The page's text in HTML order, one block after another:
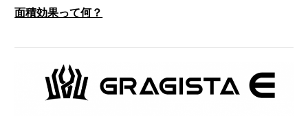
面積効果って何？